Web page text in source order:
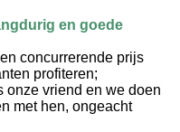
en goede
concurrerende prijs
profiteren;
onze vriend en we doen
met hen, ongeacht